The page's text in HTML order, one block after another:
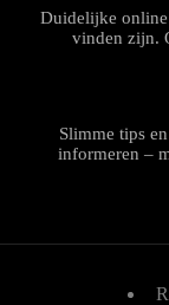
Duidelijke online
vinden zijn.
Slimme tips
informeren –